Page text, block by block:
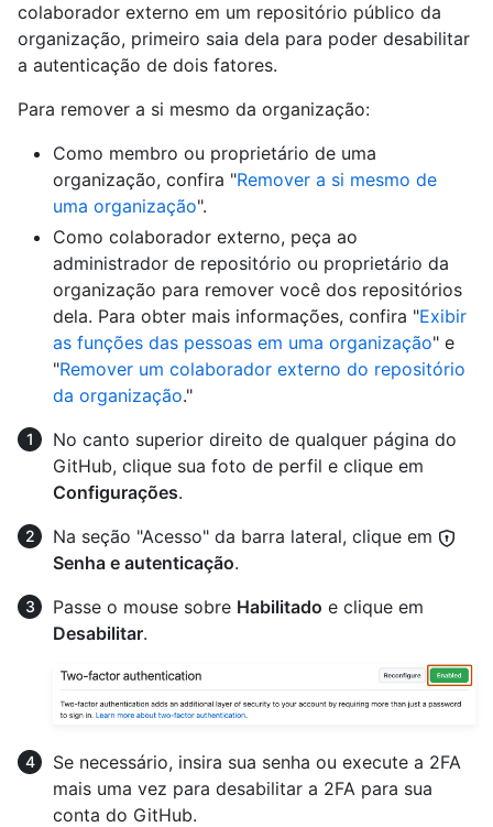
colaborador externo em um repositório público da
organização, primeiro saia dela para poder desabilitar
a autenticação de dois fatores.
Para remover a si mesmo da organização:
Como membro ou proprietário de uma
organização, confira "Remover a si mesmo de
uma organização".
Como colaborador externo, peça ao
administrador de repositório ou proprietário da
organização para remover você dos repositórios
dela. Para obter mais informações, confira "Exibir
as funções das pessoas em uma organização" e
"Remover um colaborador externo do repositório
da organização."
No canto superior direito de qualquer página do
GitHub, clique sua foto de perfil e clique em
Configurações.
Na seção "Acesso" da barra lateral, clique em
Senha e autenticação.
Passe o mouse sobre Habilitado e clique em
Desabilitar.
Se necessário, insira sua senha ou execute a 2FA
mais uma vez para desabilitar a 2FA para sua
conta do GitHub.